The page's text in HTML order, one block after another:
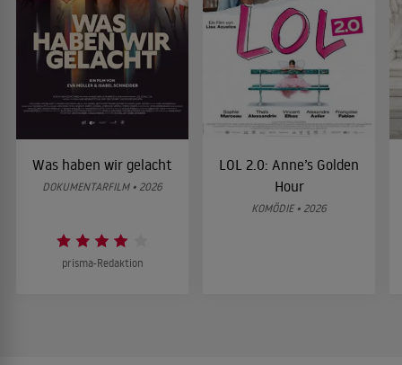
Was haben wir gelacht
DOKUMENTARFILM • 2026
prisma-Redaktion
LOL 2.0: Anne’s Golden
Hour
KOMÖDIE • 2026